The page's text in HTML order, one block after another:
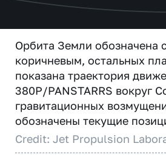
Орбита Земли обозначена
коричневым, остальных
показана траектория
380P/PANSTARRS вокруг
гравитационных
обозначены текущие
Credit: Jet Propulsion